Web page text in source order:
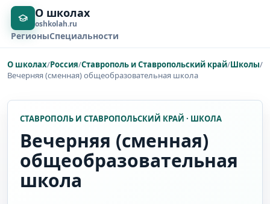
О школах
oshkolah.ru
РегионыСпециальности
О школах/Россия/Ставрополь и Ставропольский край/Школы/
Вечерняя (сменная) общеобразовательная школа
СТАВРОПОЛЬ И СТАВРОПОЛЬСКИЙ КРАЙ · ШКОЛА
Вечерняя (сменная)
общеобразовательная
школа